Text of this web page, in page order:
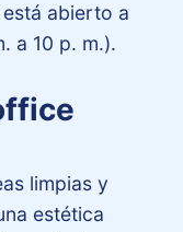
abierto a
a 10 p. m.).
limpias y
estética